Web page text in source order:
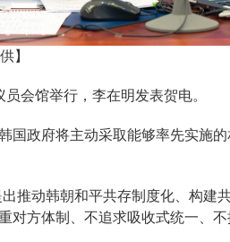
】
会馆举行，李在明发表贺电。
国政府将主动采取能够率先实施
推动韩朝和平共存制度化、构建
对方体制、不追求吸收式统一、